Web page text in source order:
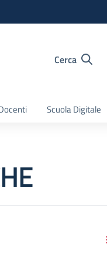
Cerca
Scuola Digitale